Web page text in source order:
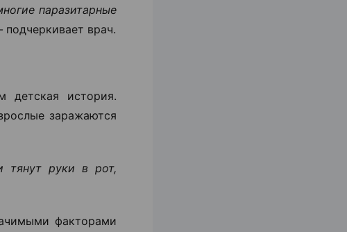
паразитарные
подчеркивает врач.
детская история.
заражаются
тянут руки в рот,
факторами